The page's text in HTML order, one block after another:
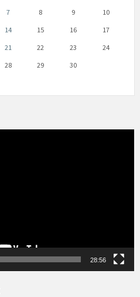
7 8 9
10
14 15 16
17
21 22 23
24
28 29 30
28:56